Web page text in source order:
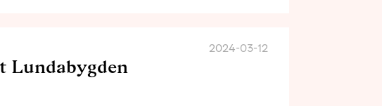
2024-03-12
Lundabygden